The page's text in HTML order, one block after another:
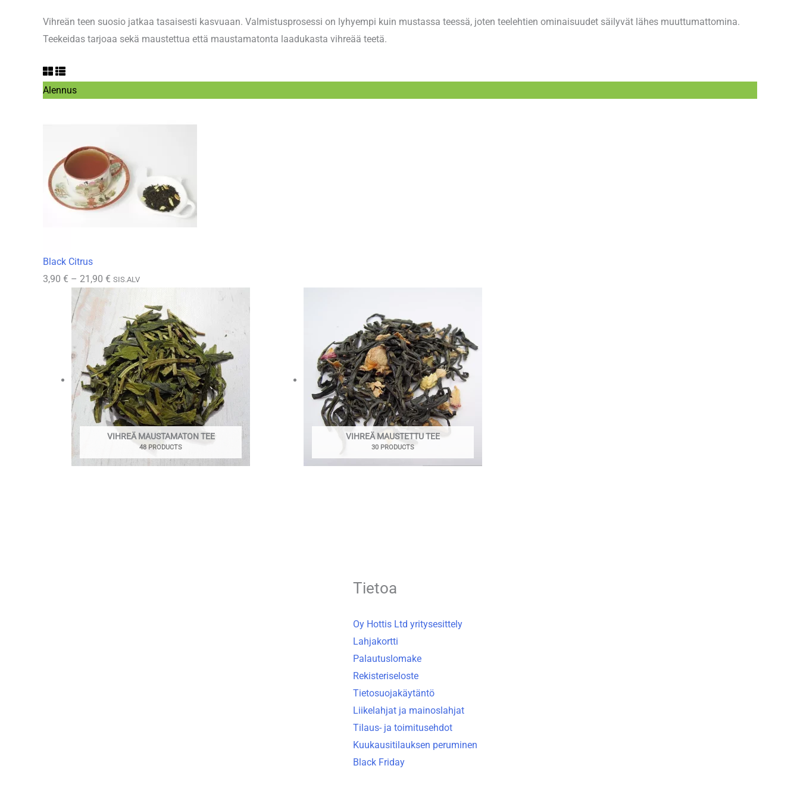
Vihreän teen suosio jatkaa tasaisesti kasvuaan. Valmistusprosessi on lyhyempi kuin mustassa teessä, joten teelehtien ominaisuudet säilyvät lähes muuttumattomina.
Teekeidas tarjoaa sekä maustettua että maustamatonta laadukasta vihreää teetä.
AlennusTuote
Black Citrus
3,90 € – 21,90 € Hintaluokka:
21,90 €
SIS.ALV
VIHREÄ MAUSTAMATON TEE
48 PRODUCTS
VIHREÄ MAUSTETTU TEE
30 PRODUCTS
Tietoa
Oy Hottis Ltd yritysesittely
Lahjakortti
Palautuslomake
Rekisteriseloste
Tietosuojakäytäntö
Liikelahjat ja mainoslahjat
Tilaus- ja toimitusehdot
Kuukausitilauksen peruminen
Black Friday